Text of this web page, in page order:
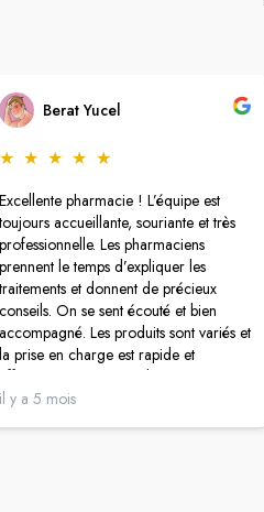
Berat Yucel
★ ★ ★ ★ ★
Excellente pharmacie ! L’équipe est
toujours accueillante, souriante et très
professionnelle. Les pharmaciens
prennent le temps d’expliquer les
traitements et donnent de précieux
conseils. On se sent écouté et bien
accompagné. Les produits sont variés et
la prise en charge est rapide et
efficace. Je recommande vivement cette
pharmacie pour son sérieux et sa
il y a 5 mois